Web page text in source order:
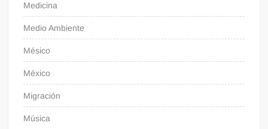
Medicina
Medio Ambiente
Mésico
México
Migración
Música